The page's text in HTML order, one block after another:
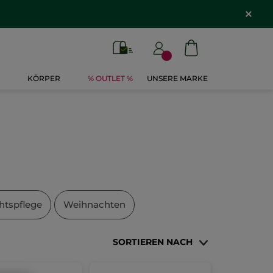
KÖRPER % OUTLET % UNSERE MARKE
Weihnachten
SORTIEREN NACH